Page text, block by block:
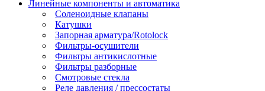
Линейные компоненты и автоматика
Соленоидные клапаны
Катушки
Запорная арматура/Rotolock
Фильтры-осушители
Фильтры антикислотные
Фильтры разборные
Смотровые стекла
Реле давления / прессостаты